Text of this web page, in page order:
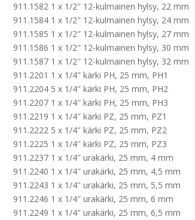
911.1582 1 x 1/2″ 12-kulmainen hylsy, 22 mm
911.1584 1 x 1/2″ 12-kulmainen hylsy, 24 mm
911.1585 1 x 1/2″ 12-kulmainen hylsy, 27 mm
911.1586 1 x 1/2″ 12-kulmainen hylsy, 30 mm
911.1587 1 x 1/2″ 12-kulmainen hylsy, 32 mm
911.2201 1 x 1/4″ kärki PH, 25 mm, PH1
911.2204 5 x 1/4″ kärki PH, 25 mm, PH2
911.2207 1 x 1/4″ kärki PH, 25 mm, PH3
911.2219 1 x 1/4″ kärki PZ, 25 mm, PZ1
911.2222 5 x 1/4″ kärki PZ, 25 mm, PZ2
911.2225 1 x 1/4″ kärki PZ, 25 mm, PZ3
911.2237 1 x 1/4″ urakärki, 25 mm, 4 mm
911.2240 1 x 1/4″ urakärki, 25 mm, 4,5 mm
911.2243 1 x 1/4″ urakärki, 25 mm, 5,5 mm
911.2246 1 x 1/4″ urakärki, 25 mm, 6 mm
911.2249 1 x 1/4″ urakärki, 25 mm, 6,5 mm